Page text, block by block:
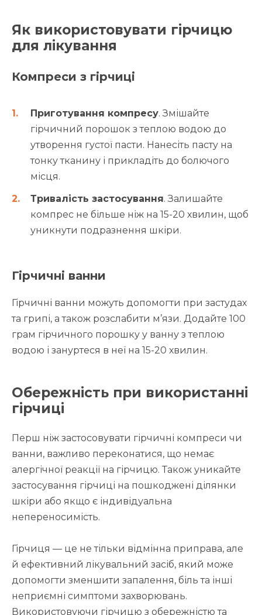
Як використовувати гірчицю
для лікування
Компреси з гірчиці
Приготування компресу. Змішайте
гірчичний порошок з теплою водою до
утворення густої пасти. Нанесіть пасту на
тонку тканину і прикладіть до болючого
місця.
Тривалість застосування. Залишайте
компрес не більше ніж на 15-20 хвилин, щоб
уникнути подразнення шкіри.
Гірчичні ванни
Гірчичні ванни можуть допомогти при застудах
та грипі, а також розслабити м’язи. Додайте 100
грам гірчичного порошку у ванну з теплою
водою і зануртеся в неї на 15-20 хвилин.
Обережність при використанні
гірчиці
Перш ніж застосовувати гірчичні компреси чи
ванни, важливо переконатися, що немає
алергічної реакції на гірчицю. Також уникайте
застосування гірчиці на пошкоджені ділянки
шкіри або якщо є індивідуальна
непереносимість.
Гірчиця — це не тільки відмінна приправа, але
й ефективний лікувальний засіб, який може
допомогти зменшити запалення, біль та інші
неприємні симптоми захворювань.
Використовуючи гірчицю з обережністю та